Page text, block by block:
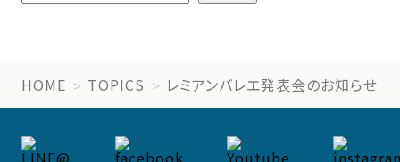
HOME TOPICS レミアンバレエ発表会のお知らせ